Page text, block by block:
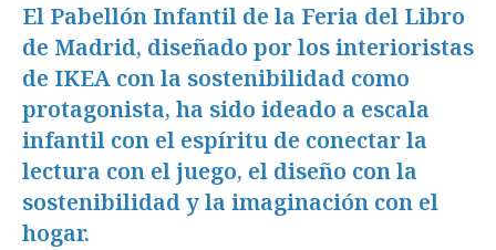
El Pabellón Infantil de la Feria del Libro
de Madrid, diseñado por los interioristas
de IKEA con la sostenibilidad como
protagonista, ha sido ideado a escala
infantil con el espíritu de conectar la
lectura con el juego, el diseño con la
sostenibilidad y la imaginación con el
hogar.